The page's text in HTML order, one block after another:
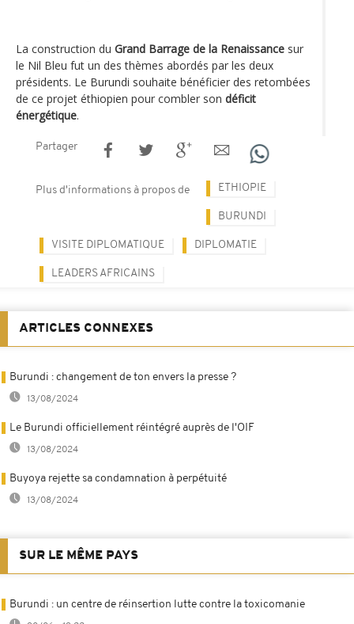
La construction du Grand Barrage de la Renaissance sur
le Nil Bleu fut un des thèmes abordés par les deux
présidents. Le Burundi souhaite bénéficier des retombées
de ce projet éthiopien pour combler son déficit
énergétique.
Partager
Plus d'informations à propos de ETHIOPIE
BURUNDI
VISITE DIPLOMATIQUE DIPLOMATIE
LEADERS AFRICAINS
ARTICLES CONNEXES
Burundi : changement de ton envers la presse ?
13/08/2024
Le Burundi officiellement réintégré auprès de l'OIF
13/08/2024
Buyoya rejette sa condamnation à perpétuité
13/08/2024
SUR LE MÊME PAYS
Burundi : un centre de réinsertion lutte contre la toxicomanie